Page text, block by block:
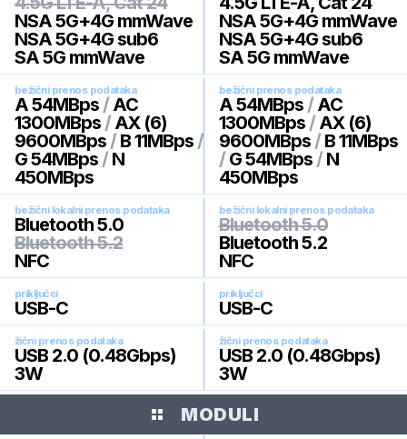
NSA 5G+4G mmWave
NSA 5G+4G sub6
SA 5G mmWave
NSA 5G+4G mmWave
NSA 5G+4G sub6
SA 5G mmWave
bežični prenos podataka
A 54MBps / AC
1300MBps / AX (6)
9600MBps / B 11MBps /
G 54MBps / N
450MBps
bežični prenos podataka
A 54MBps / AC
1300MBps / AX (6)
9600MBps / B 11MBps
/ G 54MBps / N
450MBps
bežični lokalni prenos podataka
Bluetooth 5.0
Bluetooth 5.2
NFC
bežični lokalni prenos podataka
Bluetooth 5.0
Bluetooth 5.2
NFC
priključci
USB-C
priključci
USB-C
žični prenos podataka
USB 2.0 (0.48Gbps)
3W
žični prenos podataka
USB 2.0 (0.48Gbps)
3W
MODULI